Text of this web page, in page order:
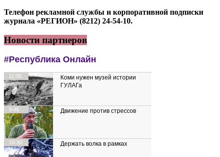
Телефон рекламной службы и корпоративной подписки
журнала «РЕГИОН» (8212) 24-54-10.
Новости партнеров